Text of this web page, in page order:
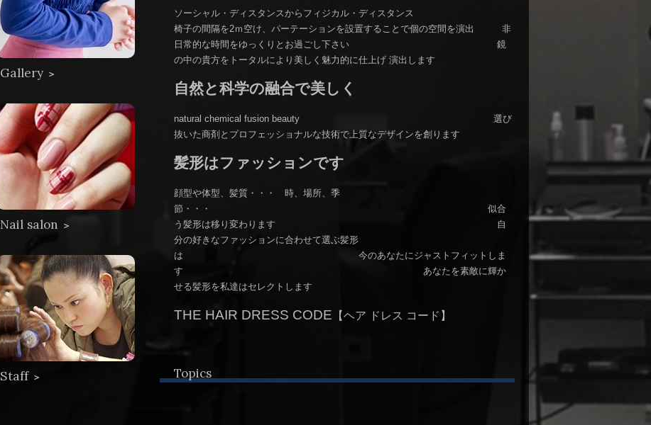
Gallery ＞
Nail salon ＞
Staff ＞
ソーシャル・ディスタンスからフィジカル・ディスタンス
椅子の間隔を2ｍ空け、パーテーションを設置することで個の空間を演出 非
日常的な時間をゆっくりとお過ごし下さい 鏡
の中の貴方をトータルにより美しく魅力的に仕上げ 演出します
自然と科学の融合で美しく
natural chemical fusion beauty 選び
抜いた商剤とプロフェッショナルな技術で上質なデザインを創ります
髪形はファッションです
顔型や体型、髪質・・・ 時、場所、季
節・・・ 似合
う髪形は移り変わります 自
分の好きなファッションに合わせて選ぶ髪形
は 今のあなたにジャストフィットしま
す あなたを素敵に輝か
せる髪形を私達はセレクトします
THE HAIR DRESS CODE 【ヘア ドレス コード 】
Topics